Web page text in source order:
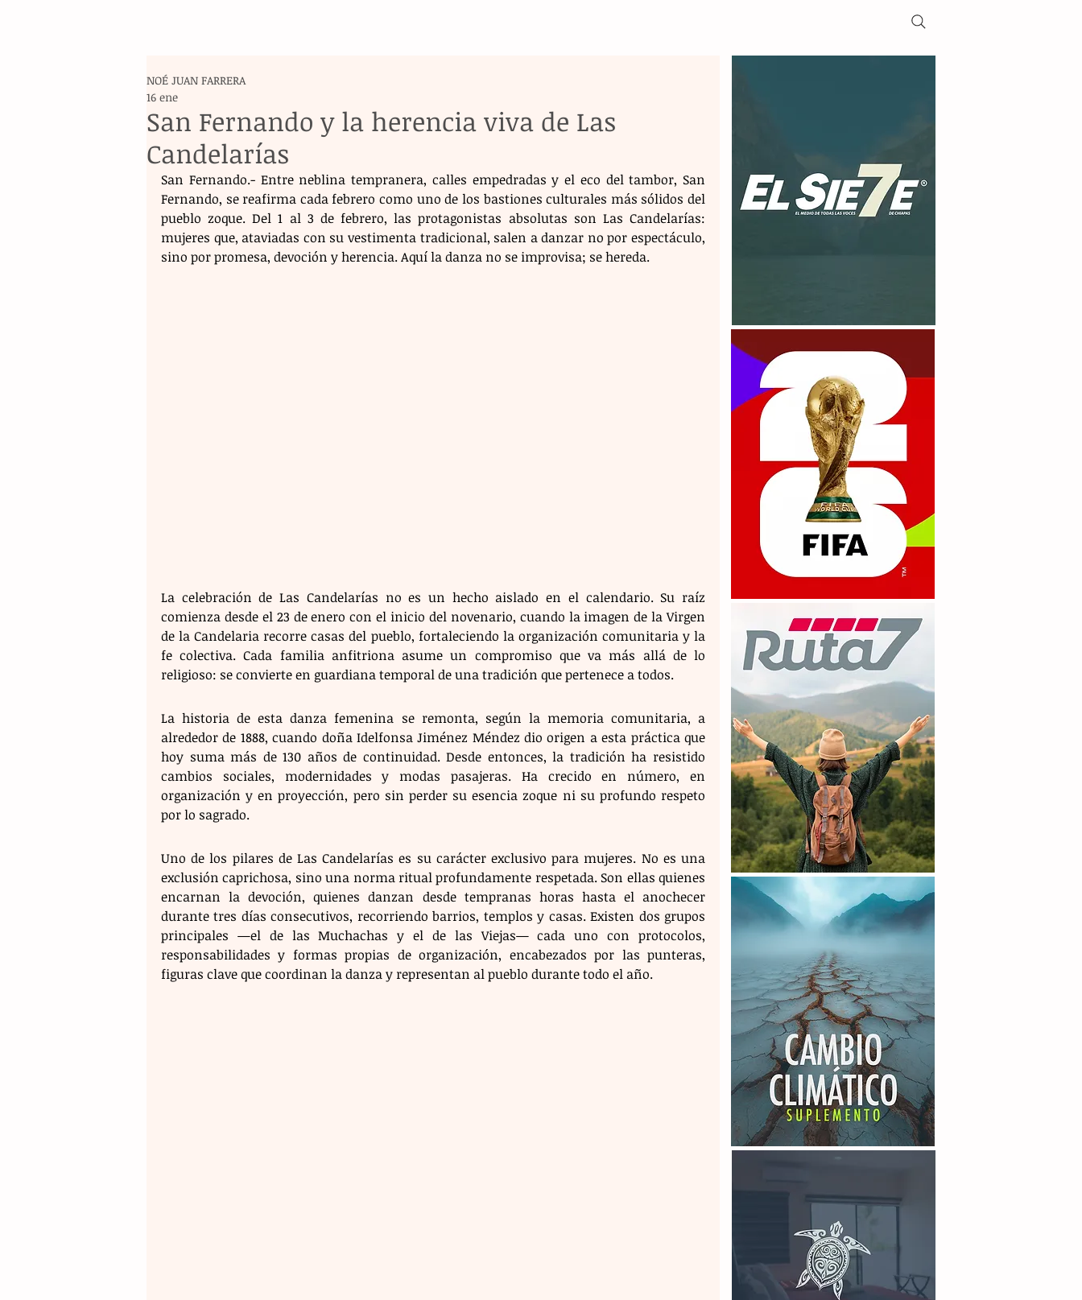
San Fernando y la herencia viva de Las
Candelarías
NOÉ JUAN FARRERA
16 ene
San Fernando.- Entre neblina tempranera, calles empedradas y el eco del tambor, San
Fernando, se reafirma cada febrero como uno de los bastiones culturales más sólidos del
pueblo zoque. Del 1 al 3 de febrero, las protagonistas absolutas son Las Candelarías:
mujeres que, ataviadas con su vestimenta tradicional, salen a danzar no por espectáculo,
sino por promesa, devoción y herencia. Aquí la danza no se improvisa; se hereda.
La celebración de Las Candelarías no es un hecho aislado en el calendario. Su raíz
comienza desde el 23 de enero con el inicio del novenario, cuando la imagen de la Virgen
de la Candelaria recorre casas del pueblo, fortaleciendo la organización comunitaria y la
fe colectiva. Cada familia anfitriona asume un compromiso que va más allá de lo
religioso: se convierte en guardiana temporal de una tradición que pertenece a todos.
La historia de esta danza femenina se remonta, según la memoria comunitaria, a
alrededor de 1888, cuando doña Idelfonsa Jiménez Méndez dio origen a esta práctica que
hoy suma más de 130 años de continuidad. Desde entonces, la tradición ha resistido
cambios sociales, modernidades y modas pasajeras. Ha crecido en número, en
organización y en proyección, pero sin perder su esencia zoque ni su profundo respeto
por lo sagrado.
Uno de los pilares de Las Candelarías es su carácter exclusivo para mujeres. No es una
exclusión caprichosa, sino una norma ritual profundamente respetada. Son ellas quienes
encarnan la devoción, quienes danzan desde tempranas horas hasta el anochecer
durante tres días consecutivos, recorriendo barrios, templos y casas. Existen dos grupos
principales —el de las Muchachas y el de las Viejas— cada uno con protocolos,
responsabilidades y formas propias de organización, encabezados por las punteras,
figuras clave que coordinan la danza y representan al pueblo durante todo el año.